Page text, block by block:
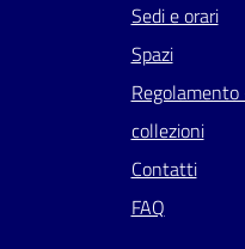
Sedi e orari
Spazi
collezioni
Contatti
FAQ